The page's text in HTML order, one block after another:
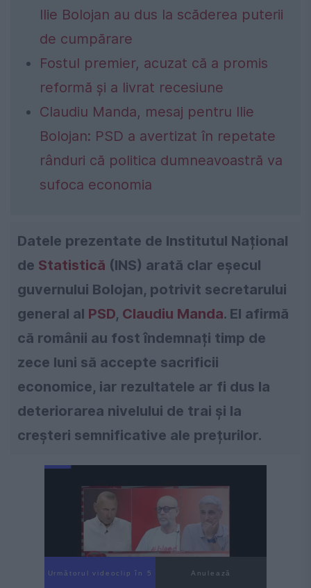
Ilie Bolojan au dus la scăderea puterii
de cumpărare
Fostul premier, acuzat că a promis
reformă și a livrat recesiune
Claudiu Manda, mesaj pentru Ilie
Bolojan: PSD a avertizat în repetate
rânduri că politica dumneavoastră va
sufoca economia
Datele prezentate de Institutul Național
de Statistică (INS) arată clar eșecul
guvernului Bolojan, potrivit secretarului
general al PSD, Claudiu Manda. El afirmă
că românii au fost îndemnați timp de
zece luni să accepte sacrificii
economice, iar rezultatele ar fi dus la
deteriorarea nivelului de trai și la
creșteri semnificative ale prețurilor.
Următorul videoclip în 4 Anulează